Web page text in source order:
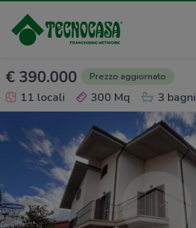
€ 390.000 Prezzo aggiornato
11 locali 300 Mq 3 bagni